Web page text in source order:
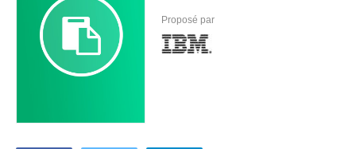
Proposé par